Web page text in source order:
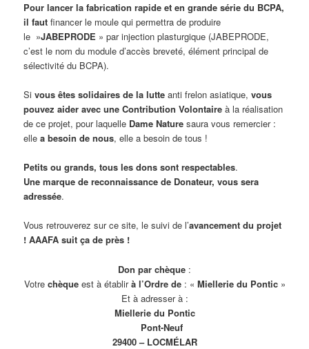
Pour lancer la fabrication rapide et en grande série du BCPA,
il fautfinancer le moule qui permettra de produire
le »JABEPRODE » par injection plasturgique (JABEPRODE,
c’est le nom du module d’accès breveté, élément principal de
sélectivité du BCPA).
Sivous êtes solidaires de la lutte anti frelon asiatique,vous
pouvez aider avec uneContribution Volontaire à la réalisation
de ce projet, pour laquelle Dame Nature saura vous remercier :
ellea besoin de nous, elle a besoin de tous !
Petits ou grands, tous les dons sont respectables.
Une marque de reconnaissance de Donateur, vous sera
adressée.
Vous retrouverez sur ce site, le suivi de l’avancement du projet
! AAAFA suit ça de près !
Don par chèque :
Votre chèqueest à établirà l’Ordre de: « Miellerie du Pontic»
Et à adresser à :
Miellerie du Pontic
Pont-Neuf
29400 – LOCMÉLAR